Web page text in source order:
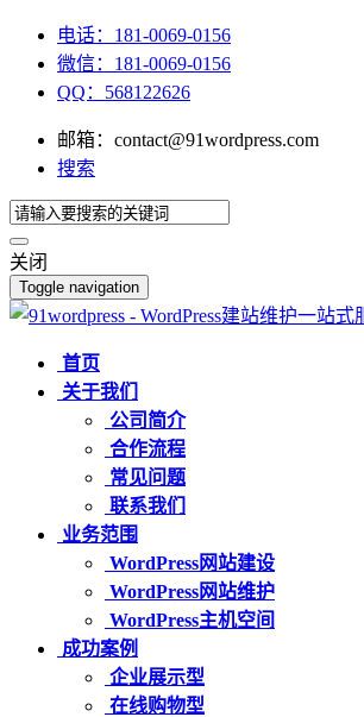
电话：181-0069-0156
微信：181-0069-0156
QQ：568122626
邮箱：contact@91wordpress.com
搜索
关闭
Toggle navigation
首页
关于我们
公司简介
合作流程
常见问题
联系我们
业务范围
WordPress网站建设
WordPress网站维护
WordPress主机空间
成功案例
企业展示型
在线购物型